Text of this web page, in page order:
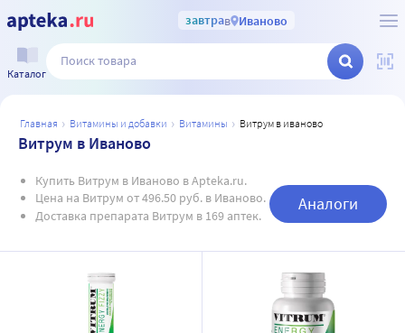
завтрав Иваново
Каталог
главная витамины и добавки витамины витрум в иваново
Витрум в Иваново
Купить Витрум в Иваново в Apteka.ru.
Цена на Витрум от 496.50 руб. в Иваново.
Доставка препарата Витрум в 169 аптек.
Аналоги